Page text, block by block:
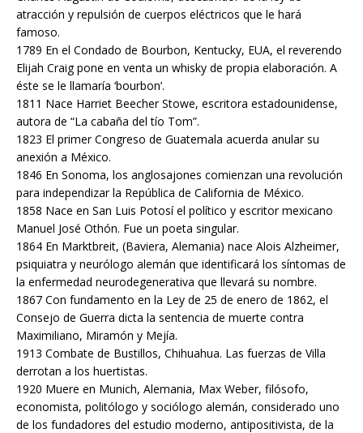
atracción y repulsión de cuerpos eléctricos que le hará
famoso.
1789 En el Condado de Bourbon, Kentucky, EUA, el reverendo
Elijah Craig pone en venta un whisky de propia elaboración. A
éste se le llamaría ‘bourbon’.
1811 Nace Harriet Beecher Stowe, escritora estadounidense,
autora de “La cabaña del tío Tom”.
1823 El primer Congreso de Guatemala acuerda anular su
anexión a México.
1846 En Sonoma, los anglosajones comienzan una revolución
para independizar la República de California de México.
1858 Nace en San Luis Potosí el político y escritor mexicano
Manuel José Othón. Fue un poeta singular.
1864 En Marktbreit, (Baviera, Alemania) nace Alois Alzheimer,
psiquiatra y neurólogo alemán que identificará los síntomas de
la enfermedad neurodegenerativa que llevará su nombre.
1867 Con fundamento en la Ley de 25 de enero de 1862, el
Consejo de Guerra dicta la sentencia de muerte contra
Maximiliano, Miramón y Mejía.
1913 Combate de Bustillos, Chihuahua. Las fuerzas de Villa
derrotan a los huertistas.
1920 Muere en Munich, Alemania, Max Weber, filósofo,
economista, politólogo y sociólogo alemán, considerado uno
de los fundadores del estudio moderno, antipositivista, de la